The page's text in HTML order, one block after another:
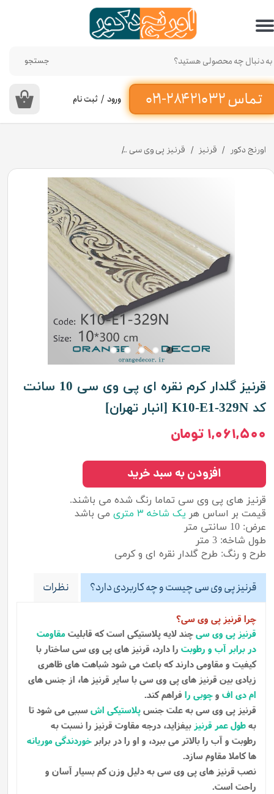
تماس ۳۲ ۲۱۰ ۲۸۴-۰۲۱‌
جستجو
۰ ورود / ثبت نام
حساب کاربری من
تغییر گذر واژه
سفارشات
خروج از حساب کاربری
اورنج دکور قرنیز قرنیز پی وی سی
قرنیز گلدار کرم نقره ای پی وی سی 10 سانت
کد K10-E1-329N [انبار تهران]
۱,۰۶۱,۵۰۰ تومان
قرنیز های پی وی سی تماما رنگ شده می باشند.
قیمت بر اساس هر یک شاخه ۳ متری
می باشد
عرض: 10 سانتی متر
طول شاخه: 3 متر
طرح و رنگ: طرح گلدار نقره ای و کرمی
افزودن به سبد خرید
قرنیز پی وی سی چیست و چه کاربردی دارد؟ نظرات
چرا قرنیز پی وی سی؟
قرنیز پی وی سیچند لایه پلاستیکی است که قابلیتمقاومت
در برابر آب و رطوبت را دارد، قرنیز های پی وی سی ساختار با
کیفیت و مقاومی دارند که باعث می شود شباهت های ظاهری
زیادی بین قرنیز های پی وی سی با سایر قرنیز ها، از جنس های
ام دی اف وچوبی را فراهم کند.
قرنیز پی وی سی به علت جنسپلاستیکی اشسببی می شود تا
بهطول عمر قرنیز بیفزاید، درجه مقاوت قرنیز را نسبت به
رطوبت و آب را بالاتر می ببرد، و او را در برابر خوردندگی موریانه
ها کاملا مقاوم سازد.
نصب قرنیز های پی وی سی به دلیل وزن کم بسیار آسان و
راحت است.